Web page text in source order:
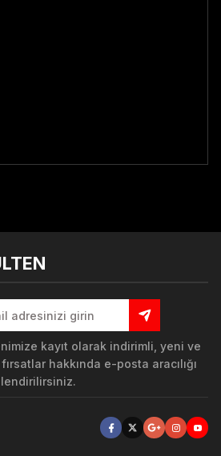
kayıt olarak indirimli, yeni ve
hakkında e-posta aracılığı